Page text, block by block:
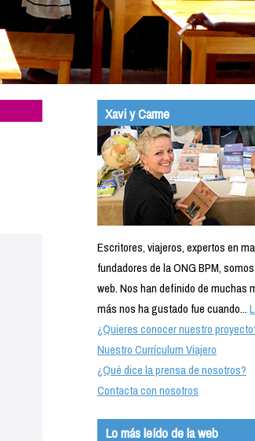
Xavi y Carme
Escritores, viajeros, expertos en
fundadores de la ONG BPM,
web. Nos han definido de muchas
más nos ha gustado fue cuando...
¿Quieres conocer nuestro
Nuestro Currículum Viajero
¿Qué dice la prensa de nosotros?
Contacta con nosotros
Lo más leído de la web